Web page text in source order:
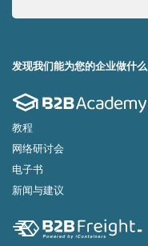
发现我们能为您的企业做什么
教程
网络研讨会
电子书
新闻与建议